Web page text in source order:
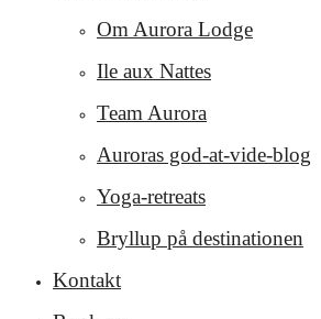
Om Aurora Lodge
Ile aux Nattes
Team Aurora
Auroras god-at-vide-blog
Yoga-retreats
Bryllup på destinationen
Kontakt